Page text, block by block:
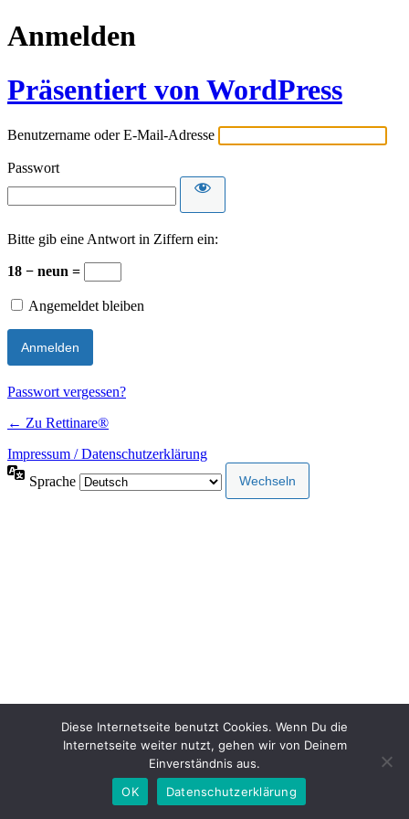
Anmelden
Präsentiert von WordPress
Benutzername oder E-Mail-Adresse
Passwort
Bitte gib eine Antwort in Ziffern ein:
18 − neun =
Angemeldet bleiben
Passwort vergessen?
← Zu Rettinare®
Impressum / Datenschutzerklärung
Sprache
Diese Internetseite benutzt Cookies. Wenn Du die
Internetseite weiter nutzt, gehen wir von Deinem
Einverständnis aus.
OK
Datenschutzerklärung